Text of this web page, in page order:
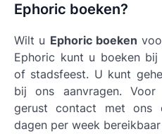
Ephoric boeken?
Wilt u Ephoric boeken
Ephoric kunt u boeken
of stadsfeest. U kunt
bij ons aanvragen.
gerust contact met ons
dagen per week